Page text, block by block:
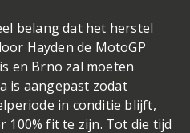
belang dat het herstel
Hayden de MotoGP
en Brno zal moeten
is aangepast zodat
in conditie blijft,
100% fit te zijn. Tot die tijd